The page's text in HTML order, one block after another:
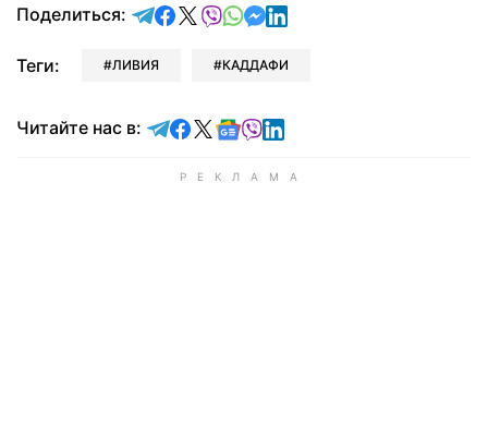
Поделиться: отправить в Telegram
поделиться в Facebook
поделиться в X
отправить в Viber
отправить в Whatsapp
отправить в Messenger
отправить в LinkedIn
Теги: ЛИВИЯ КАДДАФИ
Читайте нас в: Читайте в Telegram
Читайте в Facebook
Читайте в X
Читайте в Google news
Читайте в Viber
Читайте в LinkedIn